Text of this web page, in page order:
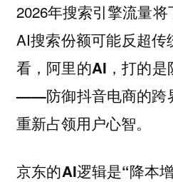
2026年搜索引擎流量
AI搜索份额可能反超
看， 阿里的AI，打的
——防御抖音电商的跨
重新占领用户心智。
京东的AI逻辑是“降本